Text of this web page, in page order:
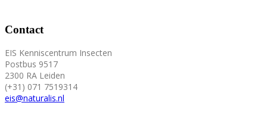
Contact
EIS Kenniscentrum Insecten
Postbus 9517
2300 RA Leiden
(+31) 071 7519314
eis@naturalis.nl